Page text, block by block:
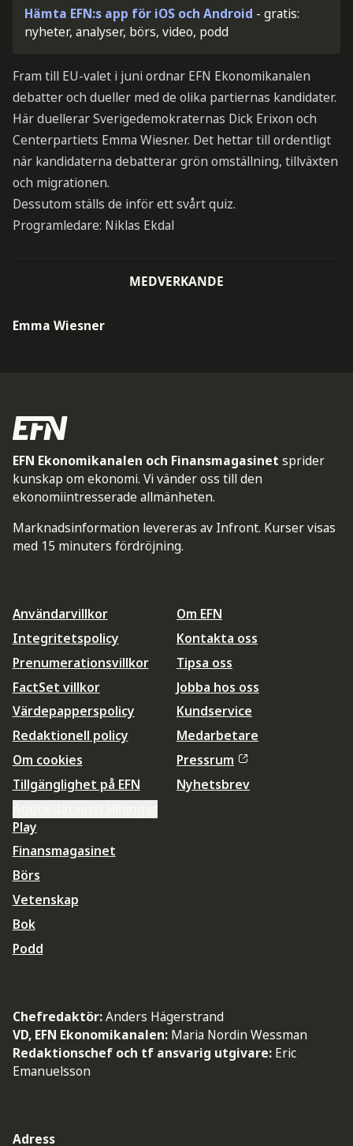
Hämta EFN:s app för iOS och Android - gratis:
nyheter, analyser, börs, video, podd
Fram till EU-valet i juni ordnar EFN Ekonomikanalen
debatter och dueller med de olika partiernas kandidater.
Här duellerar Sverigedemokraternas Dick Erixon och
Centerpartiets Emma Wiesner. Det hettar till ordentligt
när kandidaterna debatterar grön omställning, tillväxten
och migrationen.
Dessutom ställs de inför ett svårt quiz.
Programledare: Niklas Ekdal
MEDVERKANDE
Emma Wiesner
EFN Ekonomikanalen och Finansmagasinet sprider
kunskap om ekonomi. Vi vänder oss till den
ekonomiintresserade allmänheten.
Marknadsinformation levereras av Infront. Kurser visas
med 15 minuters fördröjning.
Användarvillkor
Integritetspolicy
Prenumerationsvillkor
FactSet villkor
Värdepapperspolicy
Redaktionell policy
Om cookies
Tillgänglighet på EFN
Om EFN
Kontakta oss
Tipsa oss
Jobba hos oss
Kundservice
Medarbetare
Pressrum
Nyhetsbrev
Play
Finansmagasinet
Börs
Vetenskap
Bok
Podd
Chefredaktör:Anders Hägerstrand
VD, EFN Ekonomikanalen: Maria Nordin Wessman
Redaktionschef och tf ansvarig utgivare: Eric
Emanuelsson
Adress